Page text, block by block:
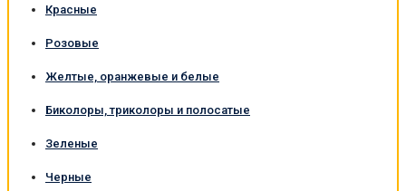
Красные
Розовые
Желтые, оранжевые и белые
Биколоры, триколоры и полосатые
Зеленые
Черные